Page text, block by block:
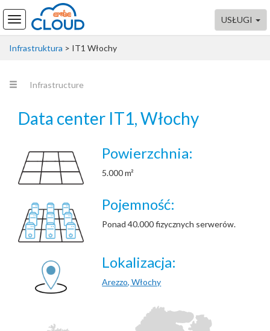
USŁUGI
Infrastruktura > IT1 Włochy
Infrastructure
Data center IT1, Włochy
Powierzchnia:
5.000 m²
Pojemność:
Ponad 40.000 fizycznych serwerów.
Lokalizacja:
Arezzo, Włochy